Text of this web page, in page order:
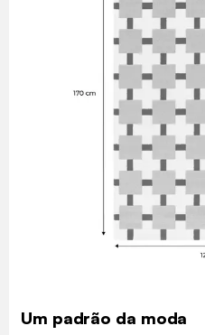
Um padrão da moda